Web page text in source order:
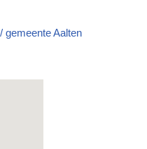
gemeente Aalten